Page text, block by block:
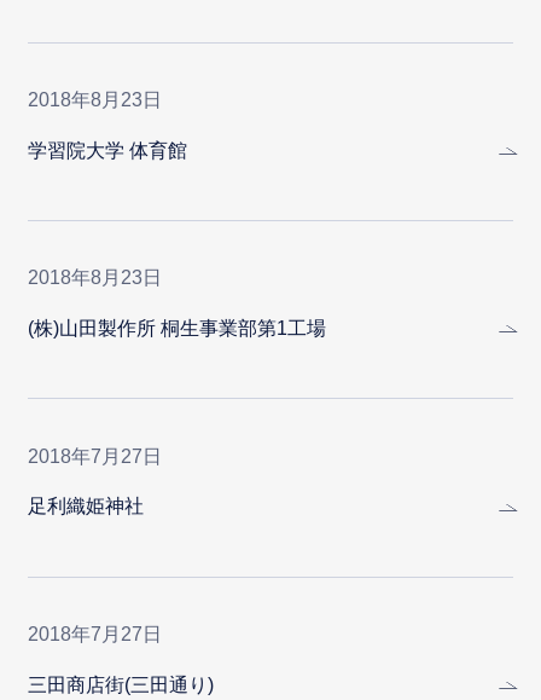
2018年8月23日
学習院大学 体育館
2018年8月23日
(株)山田製作所 桐生事業部第1工場
2018年7月27日
足利織姫神社
2018年7月27日
三田商店街(三田通り)